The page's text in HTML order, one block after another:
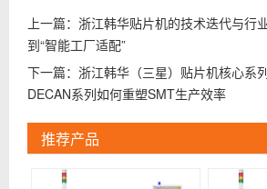
上一篇： 浙江韩华贴片机的技术迭代与行
到“智能工厂适配”
下一篇： 浙江韩华（三星）贴片机核心系
DECAN系列如何重塑SMT生产效率
推荐产品